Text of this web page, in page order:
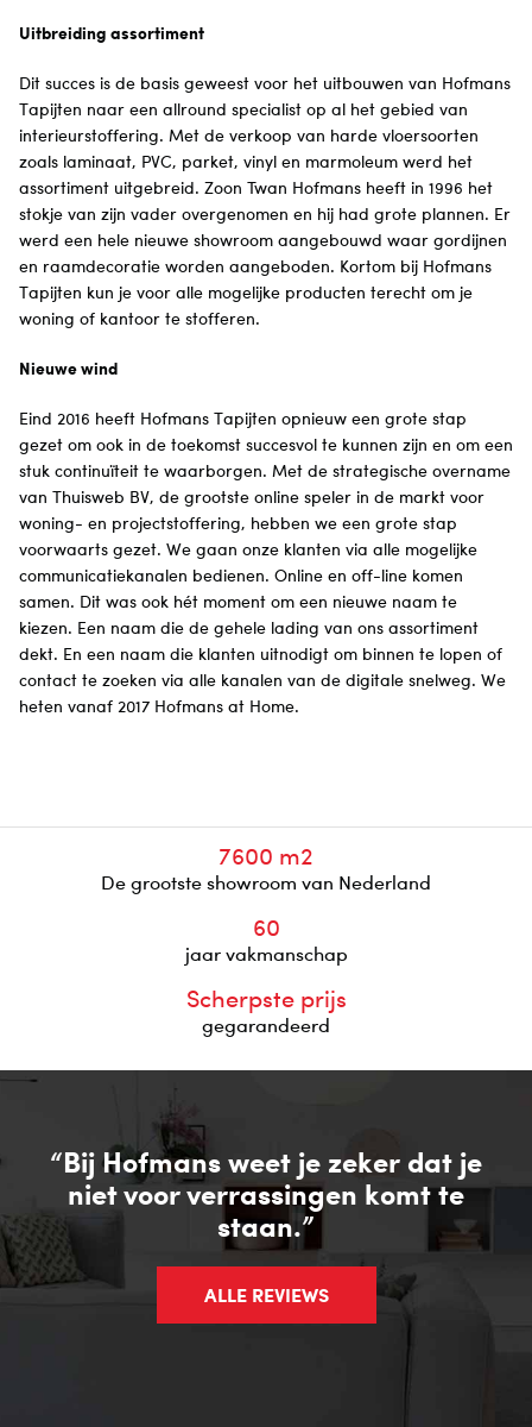
Uitbreiding assortiment
Dit succes is de basis geweest voor het uitbouwen van Hofmans
Tapijten naar een allround specialist op al het gebied van
interieurstoffering. Met de verkoop van harde vloersoorten
zoals laminaat, PVC, parket, vinyl en marmoleum werd het
assortiment uitgebreid. Zoon Twan Hofmans heeft in 1996 het
stokje van zijn vader overgenomen en hij had grote plannen. Er
werd een hele nieuwe showroom aangebouwd waar gordijnen
en raamdecoratie worden aangeboden. Kortom bij Hofmans
Tapijten kun je voor alle mogelijke producten terecht om je
woning of kantoor te stofferen.
Nieuwe wind
Eind 2016 heeft Hofmans Tapijten opnieuw een grote stap
gezet om ook in de toekomst succesvol te kunnen zijn en om een
stuk continuïteit te waarborgen. Met de strategische overname
van Thuisweb BV, de grootste online speler in de markt voor
woning- en projectstoffering, hebben we een grote stap
voorwaarts gezet. We gaan onze klanten via alle mogelijke
communicatiekanalen bedienen. Online en off-line komen
samen. Dit was ook hét moment om een nieuwe naam te
kiezen. Een naam die de gehele lading van ons assortiment
dekt. En een naam die klanten uitnodigt om binnen te lopen of
contact te zoeken via alle kanalen van de digitale snelweg. We
heten vanaf 2017 Hofmans at Home.
7600 m2
De grootste showroom van Nederland
60
jaar vakmanschap
Scherpste prijs
gegarandeerd
“Bij Hofmans weet je zeker dat je
niet voor verrassingen komt te
staan.”
ALLE REVIEWS